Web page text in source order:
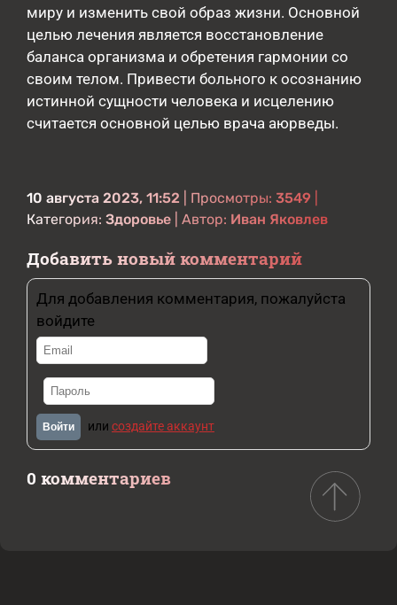
миру и изменить свой образ жизни. Основной
целью лечения является восстановление
баланса организма и обретения гармонии со
своим телом. Привести больного к осознанию
истинной сущности человека и исцелению
считается основной целью врача аюрведы.
10 августа 2023, 11:52 | Просмотры: 3549
Категория: Здоровье | Автор: Иван Яковлев
Добавить новый комментарий
Для добавления комментария, пожалуйста
войдите
Войти или создайте аккаунт
0 комментариев